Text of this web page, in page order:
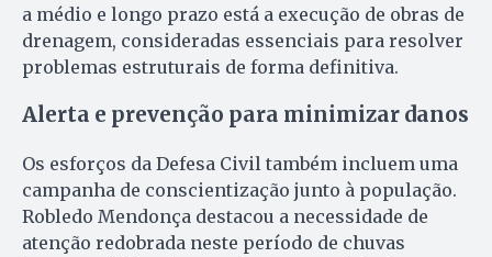
a médio e longo prazo está a execução de obras de
drenagem, consideradas essenciais para resolver
problemas estruturais de forma definitiva.
Alerta e prevenção para minimizar danos
Os esforços da Defesa Civil também incluem uma
campanha de conscientização junto à população.
Robledo Mendonça destacou a necessidade de
atenção redobrada neste período de chuvas